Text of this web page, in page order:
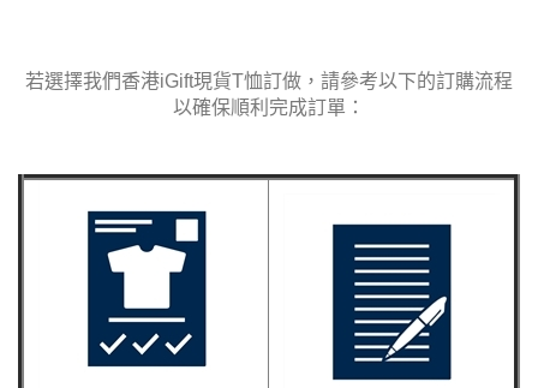
若選擇我們香港iGift現貨T恤訂做，請參考以下的訂購流程
以確保順利完成訂單：